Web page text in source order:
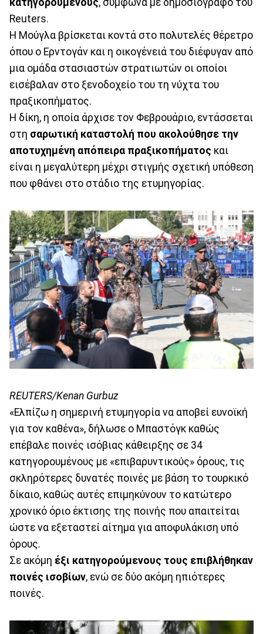
Reuters.
Η Μούγλα βρίσκεται κοντά στο πολυτελές θέρετρο
όπου ο Ερντογάν και η οικογένειά του διέφυγαν από
μια ομάδα στασιαστών στρατιωτών οι οποίοι
εισέβαλαν στο ξενοδοχείο του τη νύχτα του
πραξικοπήματος.
Η δίκη, η οποία άρχισε τον Φεβρουάριο, εντάσσεται
στη σαρωτική καταστολή που ακολούθησε την
αποτυχημένη απόπειρα πραξικοπήματος και
είναι η μεγαλύτερη μέχρι στιγμής σχετική υπόθεση
που φθάνει στο στάδιο της ετυμηγορίας.
REUTERS/Kenan Gurbuz
«Ελπίζω η σημερινή ετυμηγορία να αποβεί ευνοϊκή
για τον καθένα», δήλωσε ο Μπαστόγκ καθώς
επέβαλε ποινές ισόβιας κάθειρξης σε 34
κατηγορουμένους με «επιβαρυντικούς» όρους, τις
σκληρότερες δυνατές ποινές με βάση το τουρκικό
δίκαιο, καθώς αυτές επιμηκύνουν το κατώτερο
χρονικό όριο έκτισης της ποινής που απαιτείται
ώστε να εξεταστεί αίτημα για αποφυλάκιση υπό
όρους.
Σε ακόμη έξι κατηγορούμενους τους επιβλήθηκαν
ποινές ισοβίων, ενώ σε δύο ακόμη ηπιότερες
ποινές.